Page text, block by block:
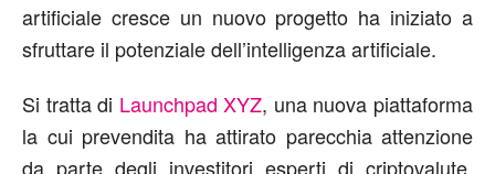
artificiale cresce un nuovo progetto ha iniziato a
sfruttare il potenziale dell’intelligenza artificiale.
Si tratta di Launchpad XYZ, una nuova piattaforma
la cui prevendita ha attirato parecchia attenzione
da parte degli investitori esperti di criptovalute.